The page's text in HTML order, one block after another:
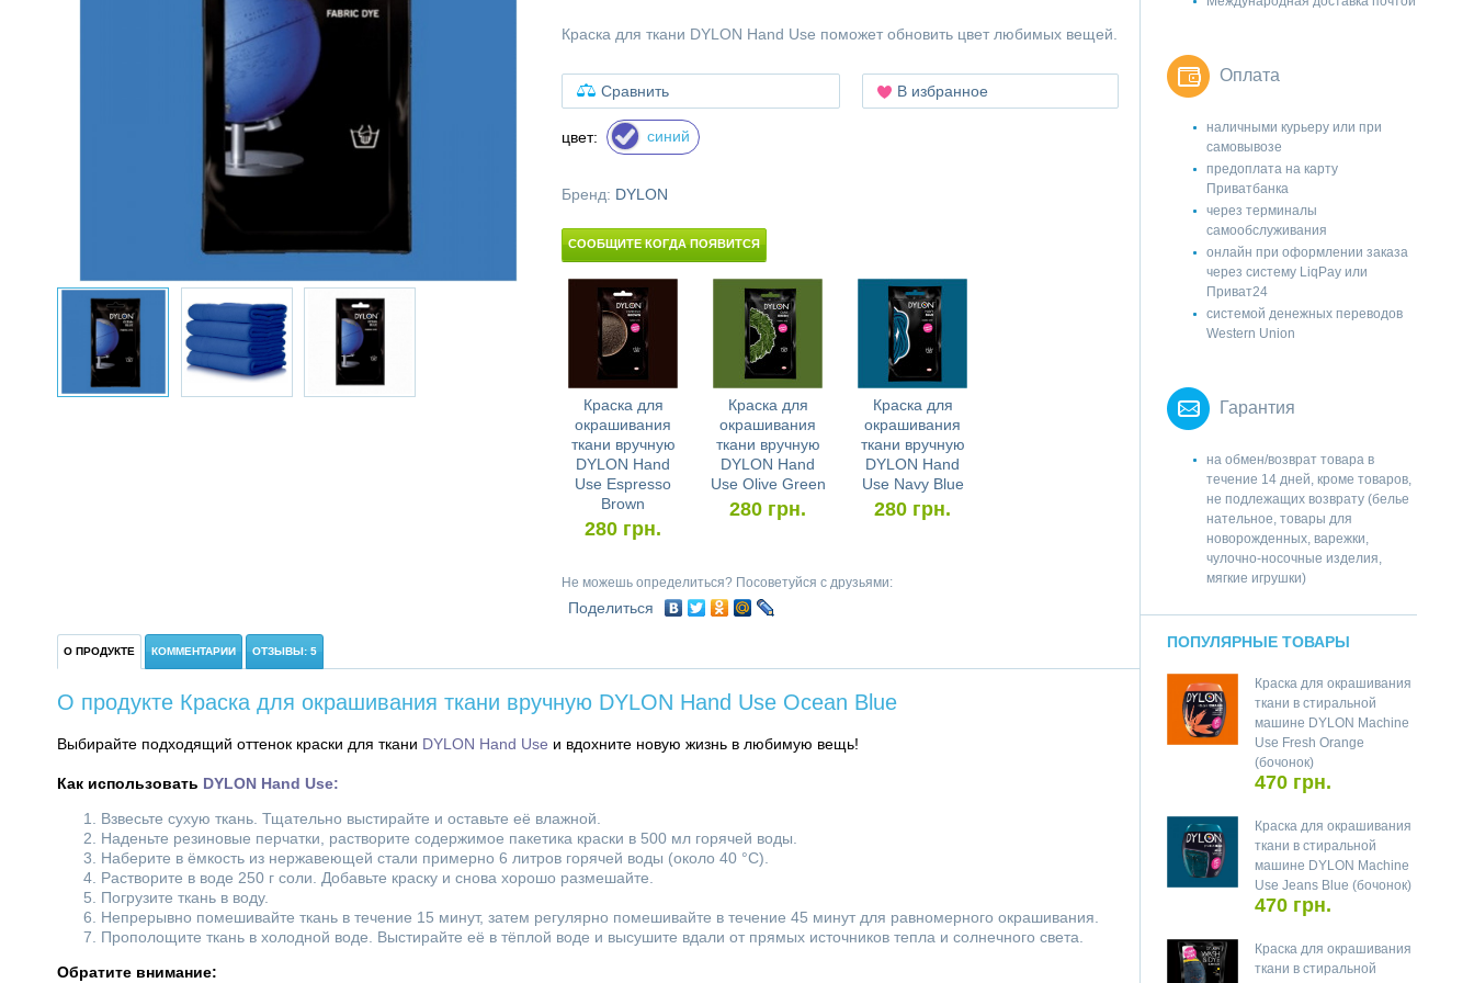
Краска для ткани DYLON Hand Use поможет обновить цвет любимых вещей.
Сравнить В избранное
цвет: синий
Бренд: DYLON
СООБЩИТЕ КОГДА ПОЯВИТСЯ
Краска для
окрашивания
ткани вручную
DYLON Hand
Use Espresso
Brown
280 грн.
Краска для
окрашивания
ткани вручную
DYLON Hand
Use Olive Green
280 грн.
Краска для
окрашивания
ткани вручную
DYLON Hand
Use Navy Blue
280 грн.
Не можешь определиться? Посоветуйся с друзьями:
Поделиться
О ПРОДУКТЕ КОММЕНТАРИИ ОТЗЫВЫ: 5
О продукте Краска для окрашивания ткани вручную DYLON Hand Use Oсean Blue
Выбирайте подходящий оттенок краски для ткани DYLON Hand Use и вдохните новую жизнь в любимую вещь!
Как использовать DYLON Hand Use:
Взвесьте сухую ткань. Тщательно выстирайте и оставьте её влажной.
Наденьте резиновые перчатки, растворите содержимое пакетика краски в 500 мл горячей воды.
Наберите в ёмкость из нержавеющей стали примерно 6 литров горячей воды (около 40 °C).
Растворите в воде 250 г соли. Добавьте краску и снова хорошо размешайте.
Погрузите ткань в воду.
Непрерывно помешивайте ткань в течение 15 минут, затем регулярно помешивайте в течение 45 минут для равномерного окрашивания.
Прополощите ткань в холодной воде. Выстирайте её в тёплой воде и высушите вдали от прямых источников тепла и солнечного света.
Обратите внимание:
Оплата
наличными курьеру или при
самовывозе
предоплата на карту
Приватбанка
через терминалы
самообслуживания
онлайн при оформлении заказа
через систему LiqPay или
Приват24
системой денежных переводов
Western Union
Гарантия
на обмен/возврат товара в
течение 14 дней, кроме товаров,
не подлежащих возврату (белье
нательное, товары для
новорожденных, варежки,
чулочно-носочные изделия,
мягкие игрушки)
ПОПУЛЯРНЫЕ ТОВАРЫ
Краска для окрашивания
ткани в стиральной
машине DYLON Machine
Use Fresh Orange
(бочонок)
470 грн.
Краска для окрашивания
ткани в стиральной
машине DYLON Machine
Use Jeans Blue (бочонок)
470 грн.
Краска для окрашивания
ткани в стиральной